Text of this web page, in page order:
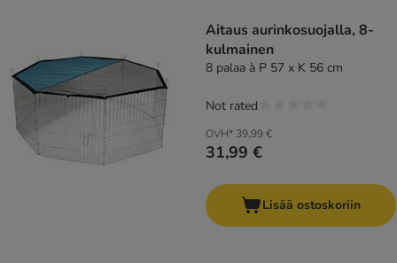
Aitaus aurinkosuojalla, 8-
kulmainen
8 palaa à P 57 x K 56 cm
OVH* 39,99 €
31,99 €
Not rated
Lisää ostoskoriin